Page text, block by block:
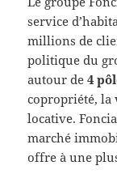
service
millions de
politique du
autour de4
copropriété, la
locative.
marché
offre à une